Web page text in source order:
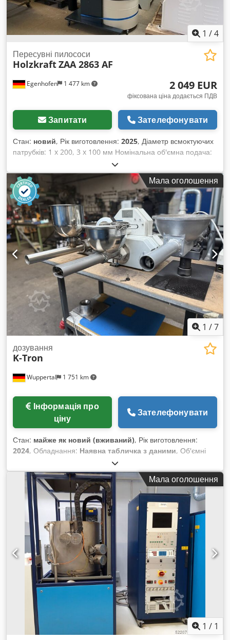
1 /4
Egenhofen 1 477 km
Пересувні пилососи
HolzkraftZAA 2863 AF
2 049 EUR
фіксована ціна додається ПДВ
Запитати Зателефонувати
Стан: новий, Рік виготовлення: 2025, Діаметр всмоктуючих
патрубків: 1 x 200, 3 x 100 мм Номінальна об'ємна подача:
1760 м³/год Залишковий вміст пилу: 0,1 мг/м³ Об'єм
контейнера для збору стружки: 240 л Очищення фільтра:
моторизоване Потужність двигуна: 3 кВт Рівень шуму: 78
дБ(А) Csdjhpmawspfx Ak Uoha Довжина машини: 1340 мм
Ширина машини: 900 мм Висота машини: 2170 мм Вага:
178 кг
Мала оголошення
1 /7
Wuppertal 1 751 km
дозування
K-Tron
ціну
Зателефонувати
Стан: майже як новий (вживаний), Рік виготовлення:
2024, Обладнання: Наявна табличка з даними, Об'ємні
дозувальні установки – гранулят, порошок і подрібнений
матеріал Ми пропонуємо вибір повністю справних об'ємних
дозувальних установок, які ідеально підходять для
транспортування грануляту, порошків і подрібненого
матеріалу. • Доступні різні моделі: у нас на складі є різні
дозувальні установки, які можуть бути адаптовані в
залежності від матеріалу та сфери застосування. •
Можливість тестування: за бажанням ми протестуємо
дозувальні пристрої з вашим матеріалом, щоб гарантувати
відповідність вашим вимогам. • Надійна робота: усі
установки перевірені та готові до негайного використання.
Звʼяжіться з нами, і ми допоможемо вам знайти відповідний
дозатор під ваші потреби. Ми з радістю допоможемо вам з
усіма питаннями та консультаціями! Codjvmylzspfx Ak Usha
Мала оголошення
1 / 1